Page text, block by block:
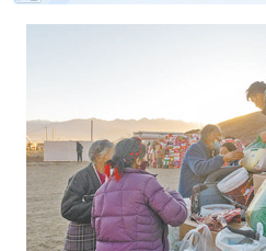
周末去哪
人才在线 天涯企服